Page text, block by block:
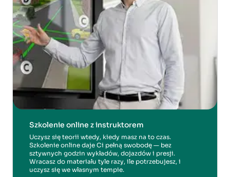
Szkolenie online z instruktorem
Uczysz się teorii wtedy, kiedy masz na to czas.
Szkolenie online daje Ci pełną swobodę — bez
sztywnych godzin wykładów, dojazdów i presji.
Wracasz do materiału tyle razy, ile potrzebujesz, i
uczysz się we własnym tempie.